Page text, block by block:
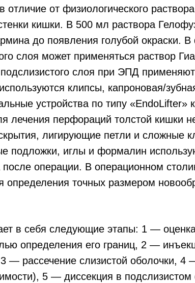
отличие от физиологического
кишки. В 500 мл раствора
до появления голубой окраски.
слоя может применяться раствор
слоя при ЭПД
клипсы, капроновая/
устройства по типу «EndoLifter»
лечения перфораций толстой кишки
лигирующие петли и сложные
подложки, иглы и формалин
после операции. В операционном
определения точных размером
в себя следующие этапы: 1 — оценка
определения его границ, 2 —
— рассечение слизистой оболочки, 4
5 — диссекция в